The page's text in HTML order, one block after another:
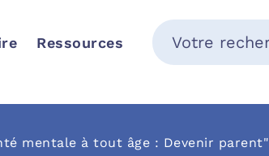
Ressources
mentale à tout âge : Devenir parent"